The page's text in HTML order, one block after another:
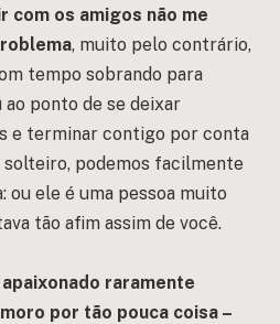
com os amigos não me
, muito pelo contrário,
tempo sobrando para
ponto de se deixar
e terminar contigo por conta
podemos facilmente
ou ele é uma pessoa muito
tão afim assim de você.
raramente
por tão pouca coisa –